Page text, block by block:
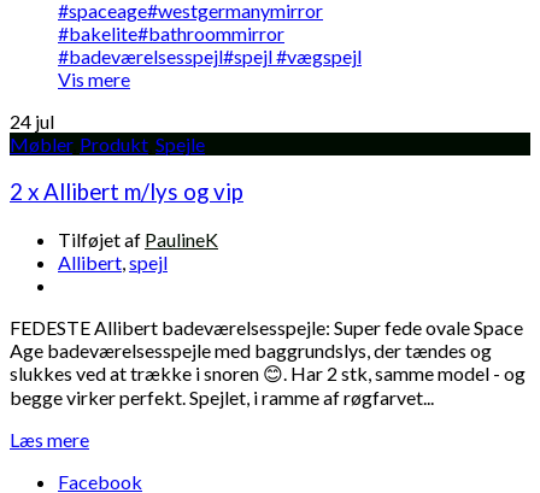
Vis mere
24 jul
Møbler, Produkt Spejle
2 x Allibert m/lys og vip
Tilføjet af PaulineK
Allibert,spejl
FEDESTE Allibert badeværelsesspejle: Super fede ovale Space
Age badeværelsesspejle med baggrundslys, der tændes og
slukkes ved at trække i snoren 😊. Har 2 stk, samme model - og
begge virker perfekt. Spejlet, i ramme af røgfarvet...
Læs mere
Facebook